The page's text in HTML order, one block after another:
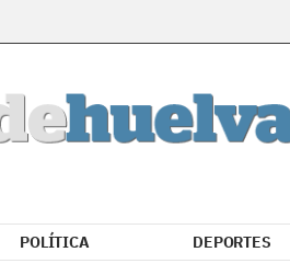
POLÍTICA DEPORTES